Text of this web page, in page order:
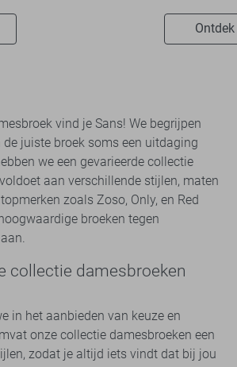
vind je Sans! We begrijpen
juiste broek soms een uitdaging
we een gevarieerde collectie
aan verschillende stijlen, maten
zoals Zoso, Only, en Red
broeken tegen
collectie damesbroeken
in het aanbieden van keuze en
onze collectie damesbroeken een
zodat je altijd iets vindt dat bij jou